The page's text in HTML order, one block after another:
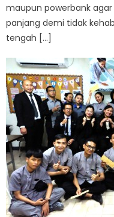
maupun powerbank
panjang demi tidak
tengah […]